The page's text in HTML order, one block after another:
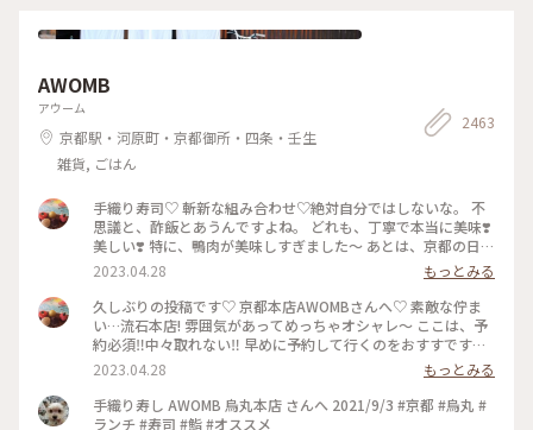
AWOMB
アウーム
京都駅・河原町・京都御所・四条・壬生
雑貨, ごはん
2463
手織り寿司♡ 斬新な組み合わせ♡絶対自分ではしないな。 不
思議と、酢飯とあうんですよね。 どれも、丁寧で本当に美味❣️
美しい❣️ 特に、鴨肉が美味しすぎました〜 あとは、京都の日本
酒🍶♡ 素敵時間でした〜 #わたしのことりっぷ旅 #AWOMB #
京都 #烏丸本店 #手織り寿司
2023.04.28
もっとみる
久しぶりの投稿です♡ 京都本店AWOMBさんへ♡ 素敵な佇ま
い…流石本店! 雰囲気があってめっちゃオシャレ〜 ここは、予
約必須‼︎中々取れない‼︎ 早めに予約して行くのをおすすです♡
GW人すごそうですね… #京都 #AWOMB #烏丸本店 #手織り寿
司
2023.04.28
もっとみる
手織り寿し AWOMB 烏丸本店 さんへ 2021/9/3 #京都 #烏丸 #
ランチ #寿司 #鮨 #オススメ